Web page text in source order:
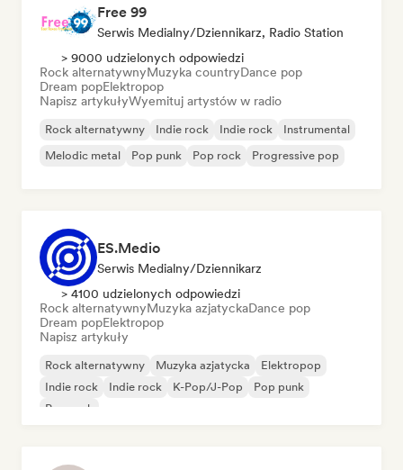
Free 99
Serwis Medialny/Dziennikarz, Radio Station
> 9000 udzielonych odpowiedzi
Rock alternatywnyMuzyka countryDance pop
Dream popElektropop
Napisz artykułyWyemituj artystów w radio
Rock alternatywny Indie rock Indie rock
Instrumental
Melodic metal
Pop punk Pop rock Progressive pop
ES.Medio
Serwis Medialny/Dziennikarz
> 4100 udzielonych odpowiedzi
Rock alternatywnyMuzyka azjatyckaDance pop
Dream popElektropop
Napisz artykuły
Rock alternatywny Muzyka azjatycka
Elektropop
Indie rock
Indie rock K-Pop/J-Pop
Pop punk
Pop rock